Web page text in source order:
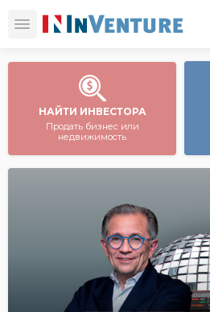
НАЙТИ ИНВЕСТОРА
Продать бизнес или
недвижимость